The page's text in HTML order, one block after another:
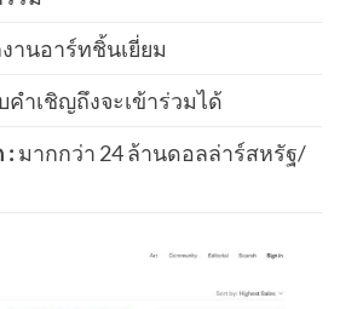
านอาร์ทชิ้นเยี่ยม
คำเชิญถึงจะเข้าร่วมได้
: มากกว่า 24 ล้านดอลล่าร์สหรัฐ/